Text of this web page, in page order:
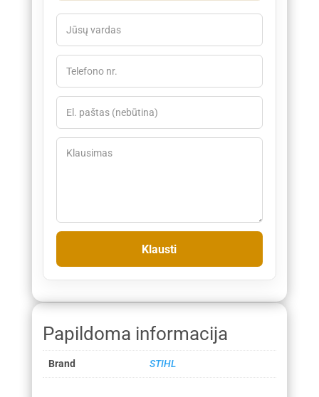
Papildoma informacija
Brand STIHL